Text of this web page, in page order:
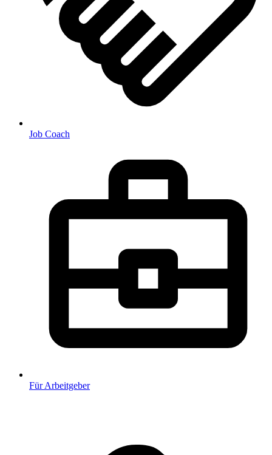
Job Coach
Für Arbeitgeber